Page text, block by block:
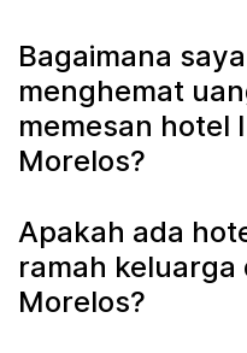
Bagaimana
menghemat
memesan hotel
Morelos?
Apakah ada
ramah keluarga
Morelos?